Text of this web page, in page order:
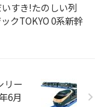
いすき!たのしい列
クTOKYO 0系新幹
リー
6月